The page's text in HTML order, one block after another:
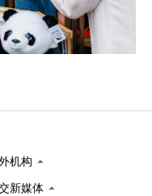
机构
新媒体